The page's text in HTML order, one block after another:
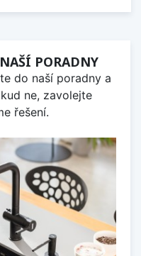
PORADNY
do naší poradny a
ne, zavolejte
řešení.